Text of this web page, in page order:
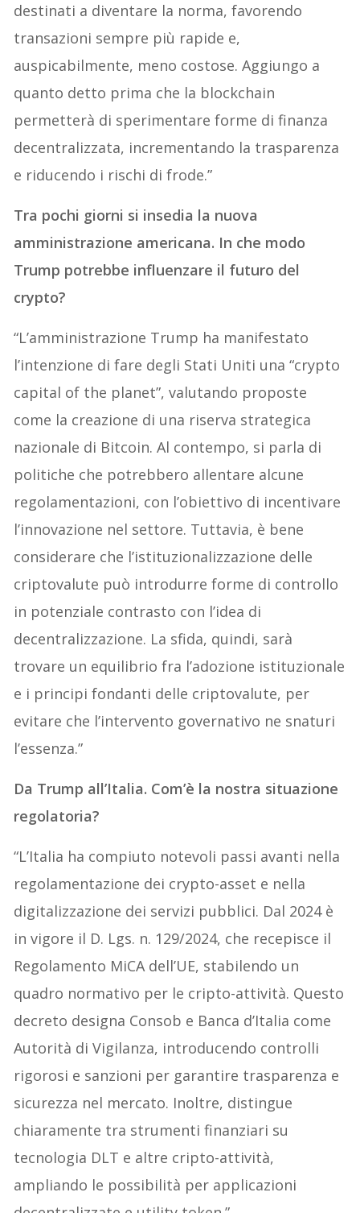
destinati a diventare la norma, favorendo
transazioni sempre più rapide e,
auspicabilmente, meno costose. Aggiungo a
quanto detto prima che la blockchain
permetterà di sperimentare forme di finanza
decentralizzata, incrementando la trasparenza
e riducendo i rischi di frode.”
Tra pochi giorni si insedia la nuova
amministrazione americana. In che modo
Trump potrebbe influenzare il futuro del
crypto?
“L’amministrazione Trump ha manifestato
l’intenzione di fare degli Stati Uniti una “crypto
capital of the planet”, valutando proposte
come la creazione di una riserva strategica
nazionale di Bitcoin. Al contempo, si parla di
politiche che potrebbero allentare alcune
regolamentazioni, con l’obiettivo di incentivare
l’innovazione nel settore. Tuttavia, è bene
considerare che l’istituzionalizzazione delle
criptovalute può introdurre forme di controllo
in potenziale contrasto con l’idea di
decentralizzazione. La sfida, quindi, sarà
trovare un equilibrio fra l’adozione istituzionale
e i principi fondanti delle criptovalute, per
evitare che l’intervento governativo ne snaturi
l’essenza.”
Da Trump all’Italia. Com’è la nostra situazione
regolatoria?
“L’Italia ha compiuto notevoli passi avanti nella
regolamentazione dei crypto-asset e nella
digitalizzazione dei servizi pubblici. Dal 2024 è
in vigore il D. Lgs. n. 129/2024, che recepisce il
Regolamento MiCA dell’UE, stabilendo un
quadro normativo per le cripto-attività. Questo
decreto designa Consob e Banca d’Italia come
Autorità di Vigilanza, introducendo controlli
rigorosi e sanzioni per garantire trasparenza e
sicurezza nel mercato. Inoltre, distingue
chiaramente tra strumenti finanziari su
tecnologia DLT e altre cripto-attività,
ampliando le possibilità per applicazioni